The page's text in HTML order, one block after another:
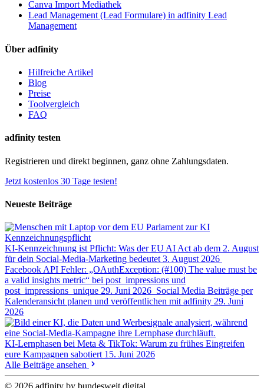
Canva Import Mediathek
Lead Management (Lead Formulare) in adfinity Lead
Management
Über adfinity
Hilfreiche Artikel
Blog
Preise
Toolvergleich
FAQ
adfinity testen
Registrieren und direkt beginnen, ganz ohne Zahlungsdaten.
Jetzt kostenlos 30 Tage testen!
Neueste Beiträge
KI-Kennzeichnung ist Pflicht: Was der EU AI Act ab dem 2. August
für dein Social-Media-Marketing bedeutet 3. August 2026
Facebook API Fehler: „OAuthException: (#100) The value must be
a valid insights metric“ bei post_impressions und
post_impressions_unique 29. Juni 2026 Social Media Beiträge per
Kalenderansicht planen und veröffentlichen mit adfinity 29. Juni
2026
KI-Lernphasen bei Meta & TikTok: Warum zu frühes Eingreifen
eure Kampagnen sabotiert 15. Juni 2026
Alle Beiträge ansehen
© 2026 adfinity by bundesweit.digital